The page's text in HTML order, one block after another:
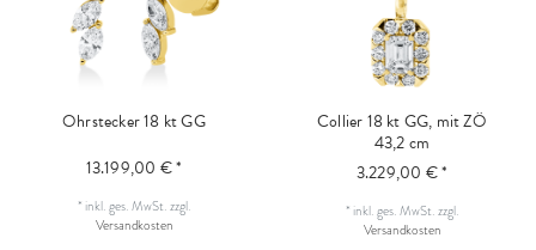
Ohrstecker 18 kt GG
13.199,00 € *
* inkl. ges. MwSt.zzgl.
Versandkosten
Collier 18 kt GG, mit ZÖ
43,2 cm
3.229,00 € *
* inkl. ges. MwSt.zzgl.
Versandkosten